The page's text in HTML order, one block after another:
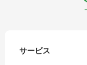
サービス